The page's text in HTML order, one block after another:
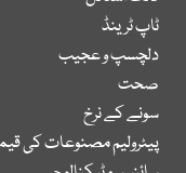
ٹاپ ٹرینڈ
دلچسپ و عجیب
صحت
سونے کے نرخ
پیٹرولیم مصنوعات کی